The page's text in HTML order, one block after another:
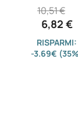
6,82 €
10,51 €
RISPARMI:
-3.69€